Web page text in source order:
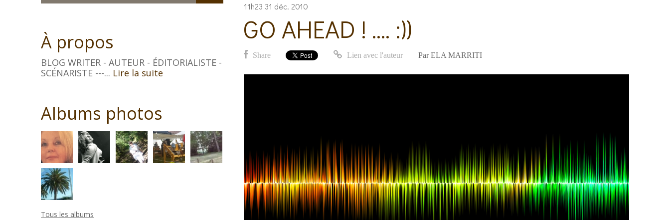
À propos
BLOG WRITER - AUTEUR - ÉDITORIALISTE -
SCÉNARISTE ---... Lire la suite
Albums photos
Tous les albums
11h23 31 déc. 2010
GO AHEAD ! .... :))
Share Lien avec l'auteur Par ELA MARRITI